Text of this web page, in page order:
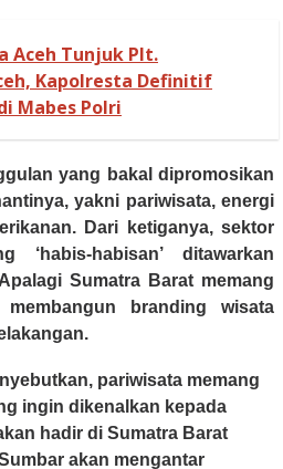
Aceh Tunjuk Plt.
Kapolresta Definitif
Mabes Polri
yang bakal dipromosikan
yakni pariwisata, energi
Dari ketiganya, sektor
‘habis-habisan’ ditawarkan
Sumatra Barat memang
membangun branding wisata
pariwisata memang
ingin dikenalkan kepada
hadir di Sumatra Barat
akan mengantar